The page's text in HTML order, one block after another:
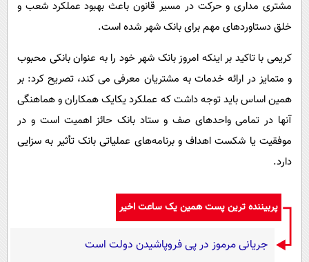
مشتری مداری و حرکت در مسیر قانون باعث بهبود عملکرد شعب و
خلق دستاوردهای مهم برای بانک شهر شده است.
کریمی با تاکید بر اینکه امروز بانک شهر خود را به عنوان بانکی محبوب
و متمایز در ارائه خدمات به مشتریان معرفی می کند، تصریح کرد: بر
همین اساس باید توجه داشت که عملکرد یکایک همکاران و هماهنگی
آنها در تمامی واحدهای صف و ستاد بانک حائز اهمیت است و در
موفقیت یا شکست اهداف و برنامه‌های عملیاتی بانک تأثیر به سزایی
دارد.
پربیننده ترین پست همین یک ساعت اخیر
جریانی مرموز در پی فروپاشیدن دولت است